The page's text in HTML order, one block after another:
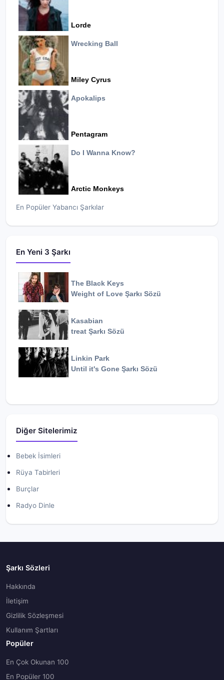
Lorde
Wrecking Ball
Miley Cyrus
Apokalips
Pentagram
Do I Wanna Know?
Arctic Monkeys
En Popüler Yabancı Şarkılar
En Yeni 3 Şarkı
The Black Keys
Weight of Love Şarkı Sözü
Kasabian
treat Şarkı Sözü
Linkin Park
Until it's Gone Şarkı Sözü
Diğer Sitelerimiz
Bebek İsimleri
Rüya Tabirleri
Burçlar
Radyo Dinle
Şarkı Sözleri
Hakkında
İletişim
Gizlilik Sözleşmesi
Kullanım Şartları
Popüler
En Çok Okunan 100
En Popüler 100